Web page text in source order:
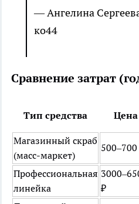
— Ангелина
ко44
Сравнение затрат
Тип средства Цена
Магазинный скраб
(масс-маркет)
Профессиональная
линейка
₽